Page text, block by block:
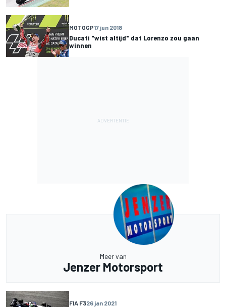
MOTOGP17 jun 2018
Ducati "wist altijd" dat Lorenzo zou gaan
winnen
Meer van
Jenzer Motorsport
FIA F326 jan 2021